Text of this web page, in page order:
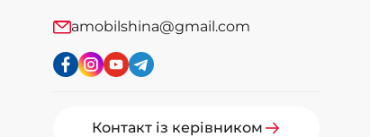
amobilshina@gmail.com
Контакт із керівником